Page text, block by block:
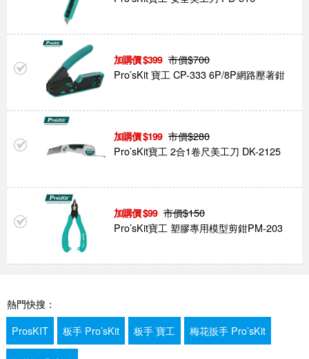
399 市價$700
Pro’sKit 寶工 CP-333 6P/8P網路壓著鉗
199 市價$280
Pro’sKit寶工 2合1卷尺美工刀 DK-2125
99 市價$150
Pro’sKit寶工 塑膠專用模型剪鉗PM-203
熱門快搜：
ProsKIT
板手 Pro’sKit 板手 寶工 梅花扳手 Pro’sKit